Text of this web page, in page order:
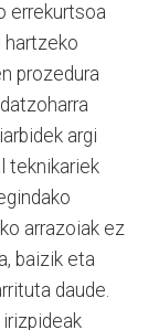
errekurtsoa
hartzeko
prozedura
argi
teknikariek
arrazoiak ez
baizik eta
daude.